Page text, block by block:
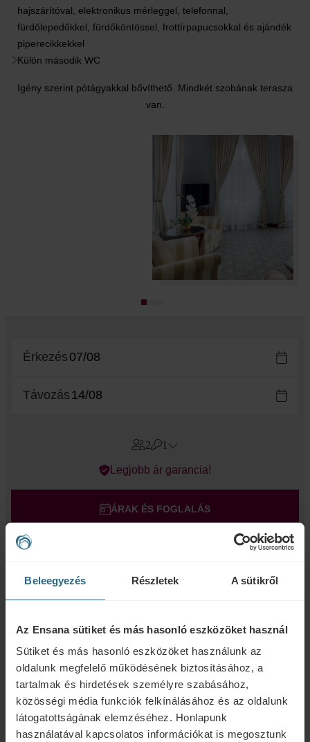
Beleegyezés Részletek A sütikről
Az Ensana sütiket és más hasonló eszközöket használ
Sütiket és más hasonló eszközöket használunk az
oldalunk megfelelő működésének biztosításához, a
tartalmak és hirdetések személyre szabásához,
közösségi média funkciók felkínálásához és az oldalunk
látogatottságának elemzéséhez. Honlapunk
használatával kapcsolatos információkat is megosztunk
hajszárítóval, elektronikus mérleggel, telefonnal,
fürdőlepedőkkel, fürdőköntössel, frottírpapucsokkal és ajándék
piperecikkekkel
Külön második WC
Igény szerint pótágyakkal bővíthető. Mindkét szobának terasza
van.
Érkezés
Távozás
2 1
Errors?
Szoba hozzáadása
Legjobb ár garancia!
ÁRAK ÉS FOGLALÁS